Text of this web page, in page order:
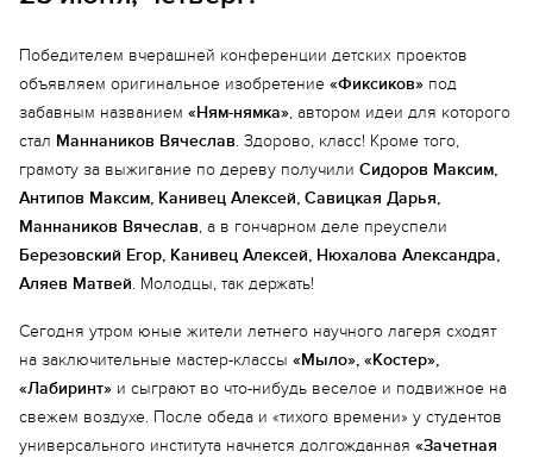
Победителем вчерашней конференции детских проектов
объявляем оригинальное изобретение «Фиксиков» под
забавным названием «Ням-нямка», автором идеи для которого
стал Маннаников Вячеслав. Здорово, класс! Кроме того,
грамоту за выжигание по дереву получили Сидоров Максим,
Антипов Максим, Канивец Алексей, Савицкая Дарья,
Маннаников Вячеслав, а в гончарном деле преуспели
Березовский Егор, Канивец Алексей, Нюхалова Александра,
Аляев Матвей. Молодцы, так держать!
Сегодня утром юные жители летнего научного лагеря сходят
на заключительные мастер-классы «Мыло», «Костер»,
«Лабиринт» и сыграют во что-нибудь веселое и подвижное на
свежем воздухе. После обеда и «тихого времени» у студентов
универсального института начнется долгожданная «Зачетная